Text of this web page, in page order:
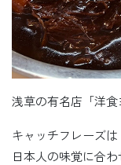
浅草の有名店「洋食
キャッチフレーズは
日本人の味覚に合